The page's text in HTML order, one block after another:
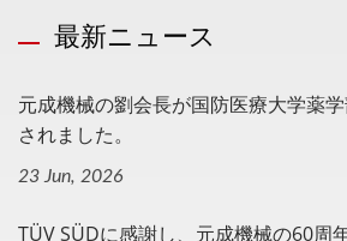
最新ニュース
元成機械の劉会長が国防医療大学薬
されました。
23 Jun, 2026
TÜV SÜDに感謝し、元成機械の60周